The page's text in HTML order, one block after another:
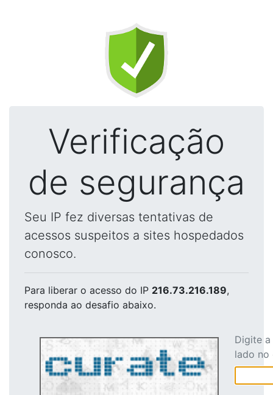
Verificação
de segurança
Seu IP fez diversas tentativas de
acessos suspeitos a sites hospedados
conosco.
Para liberar o acesso do IP 216.73.216.189,
responda ao desafio abaixo.
Digite
lado no